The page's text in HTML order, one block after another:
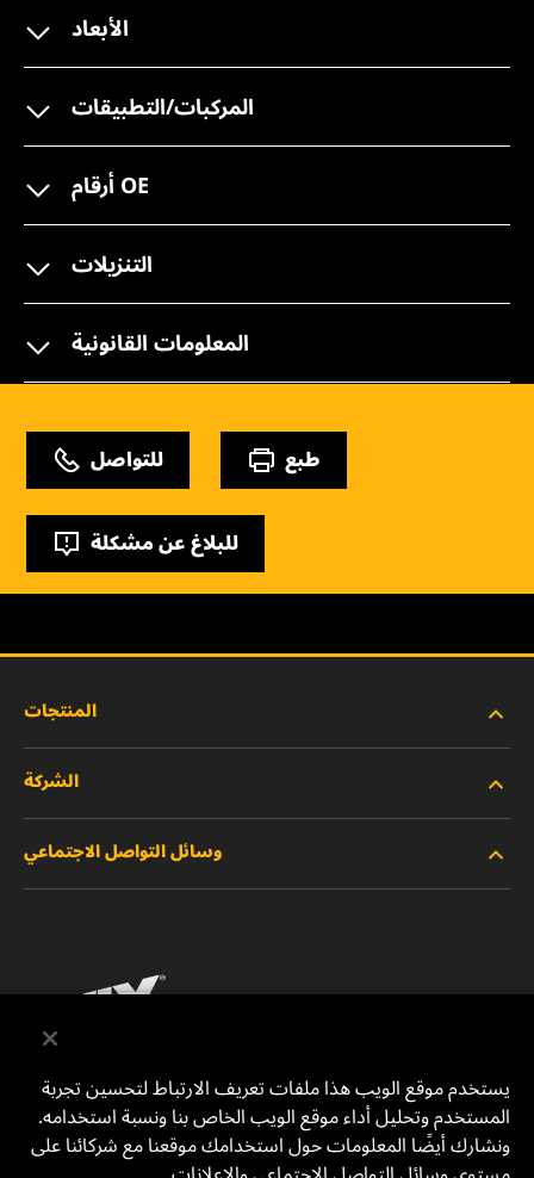
الأبعاد
المركبات/التطبيقات
أرقام OE
التنزيلات
المعلومات القانونية
للتواصل طبع
للبلاغ عن مشكلة
المنتجات
المنتجات الجديدة
المنتجات المتوقفة/المستبدلة
الشركة
الوظائف
إشعار قانوني
الطباعة
للتواصل معنا
وسائل التواصل الاجتماعي
يوتيوب
MANN+HUMMEL Middle East FZE
يستخدم موقع الويب هذا ملفات تعريف الارتباط لتحسين تجربة
المستخدم وتحليل أداء موقع الويب الخاص بنا ونسبة استخدامه.
ونشارك أيضًا المعلومات حول استخدامك موقعنا مع شركائنا على